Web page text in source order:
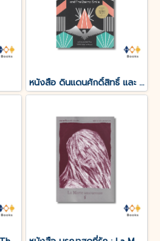
หนังสือ ดินแดนศักดิ์สิทธิ์ และ ยิ้มแห่งนิรันดร์